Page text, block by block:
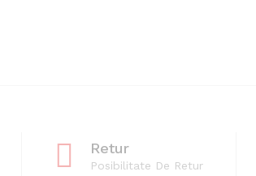
Retur
Posibilitate De Retur